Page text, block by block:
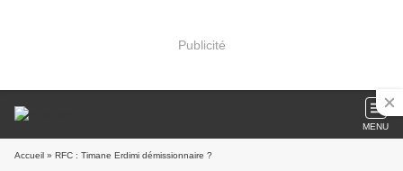
Publicité
MENU
Accueil » RFC : Timane Erdimi démissionnaire ?